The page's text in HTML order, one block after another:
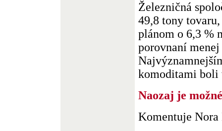
Železničná
49,8 tony
plánom o 6,3 %
porovnaní
komoditami boli
Naozaj je
Komentuje Nora